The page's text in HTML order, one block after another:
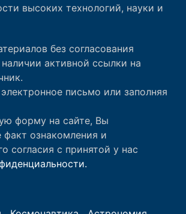
высоких технологий, науки и
без согласования
активной ссылки на
письмо или заполняя
форму на сайте, Вы
ознакомления и
согласия с принятой у нас